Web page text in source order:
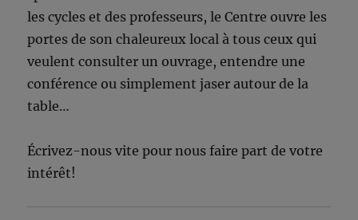
les cycles et des professeurs, le Centre ouvre les
portes de son chaleureux local à tous ceux qui
veulent consulter un ouvrage, entendre une
conférence ou simplement jaser autour de la
table…
Écrivez-nous vite pour nous faire part de votre
intérêt!